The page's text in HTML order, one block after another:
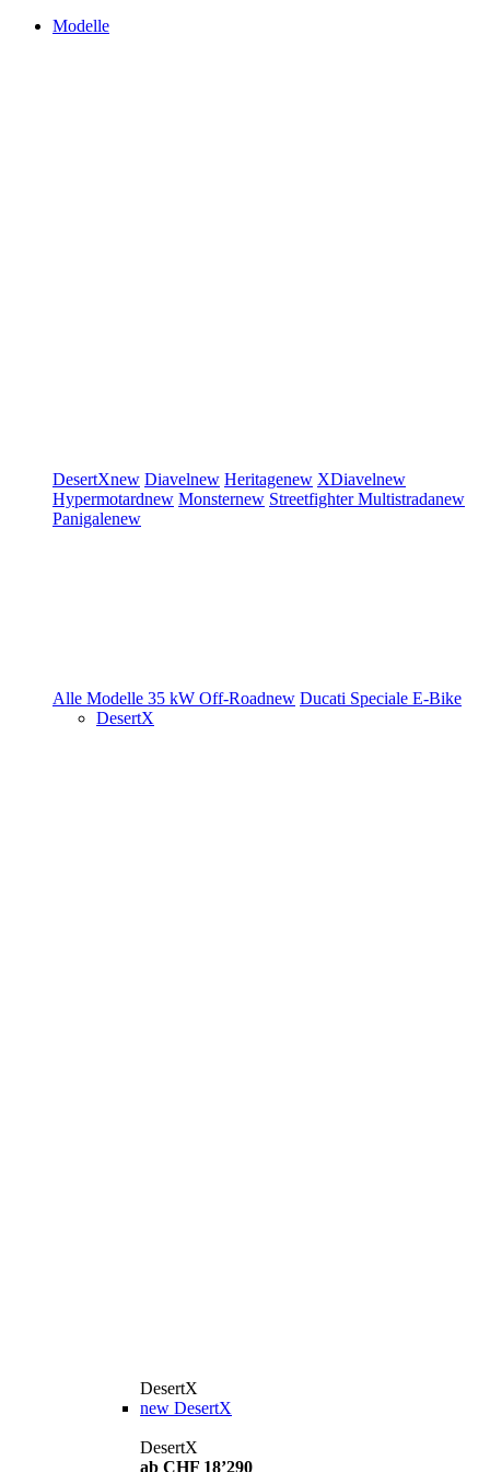
Modelle
DesertXnew Diavelnew Heritagenew XDiavelnew
Hypermotardnew Monsternew StreetfighterMultistradanew
Panigalenew
Alle Modelle 35 kW Off-Roadnew Ducati Speciale E-Bike
DesertX
DesertX
new DesertX
DesertX
ab CHF 18’290